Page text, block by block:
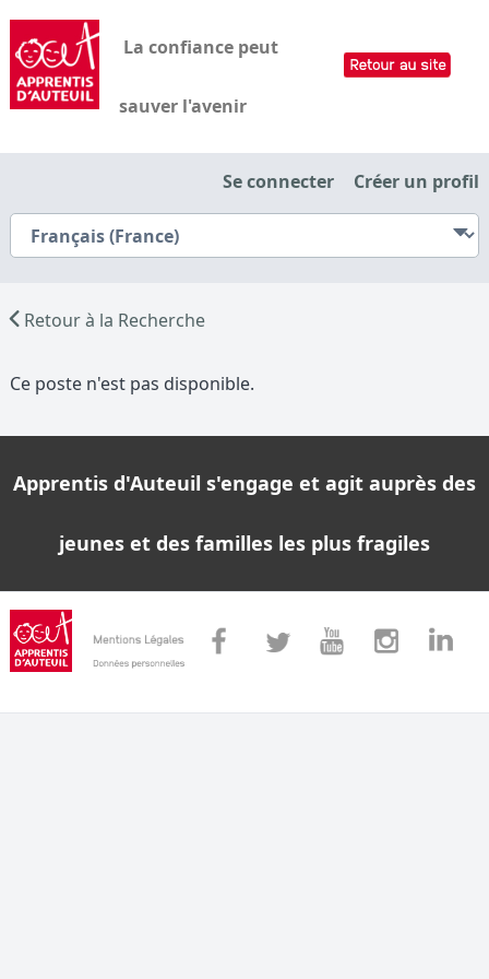
La confiance peut
sauver l'avenir
Se connecter Créer un profil
Retour à la Recherche
Ce poste n'est pas disponible.
Apprentis d'Auteuil s'engage et agit auprès des
jeunes et des familles les plus fragiles